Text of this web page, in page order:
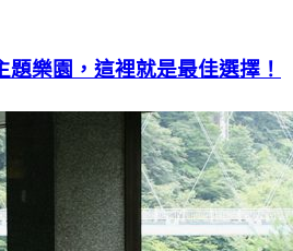
樂園，這裡就是最佳選擇！